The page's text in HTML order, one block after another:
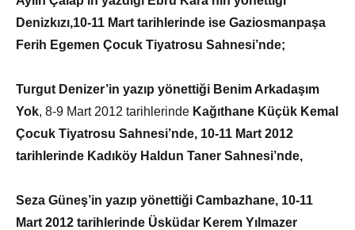
Denizkızı,10-11 Mart tarihlerinde ise Gaziosmanpaşa
Ferih Egemen Çocuk Tiyatrosu Sahnesi’nde;
Turgut Denizer’in yazıp yönettiği Benim Arkadaşım
Yok, 8-9 Mart 2012 tarihlerinde Kağıthane Küçük Kemal
Çocuk Tiyatrosu Sahnesi’nde, 10-11 Mart 2012
tarihlerinde Kadıköy Haldun Taner Sahnesi’nde,
Seza Güneş’in yazıp yönettiği Cambazhane, 10-11
Mart 2012 tarihlerinde Üsküdar Kerem Yılmazer